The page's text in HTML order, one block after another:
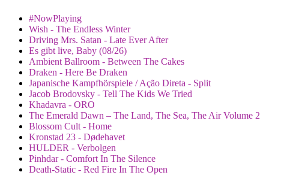
#NowPlaying
Wish - The Endless Winter
Driving Mrs. Satan - Late Ever After
Es gibt live, Baby (08/26)
Ambient Ballroom - Between The Cakes
Draken - Here Be Draken
Japanische Kampfhörspiele / Ação Direta - Split
Jacob Brodovsky - Tell The Kids We Tried
Khadavra - ORO
The Emerald Dawn – The Land, The Sea, The Air Volume 2
Blossom Cult - Home
Kronstad 23 - Dødehavet
HULDER - Verbolgen
Pinhdar - Comfort In The Silence
Death-Static - Red Fire In The Open